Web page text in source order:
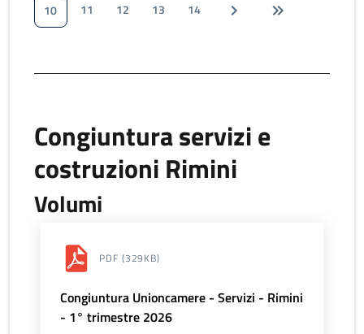
10
11 12 13 14
Congiuntura servizi e
costruzioni Rimini
Volumi
PDF (329KB)
Congiuntura Unioncamere - Servizi - Rimini
- 1° trimestre 2026